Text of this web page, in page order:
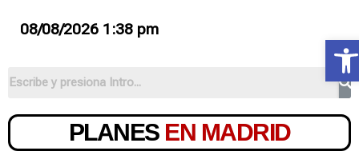
08/08/2026 1:38 pm
PLANES EN MADRID